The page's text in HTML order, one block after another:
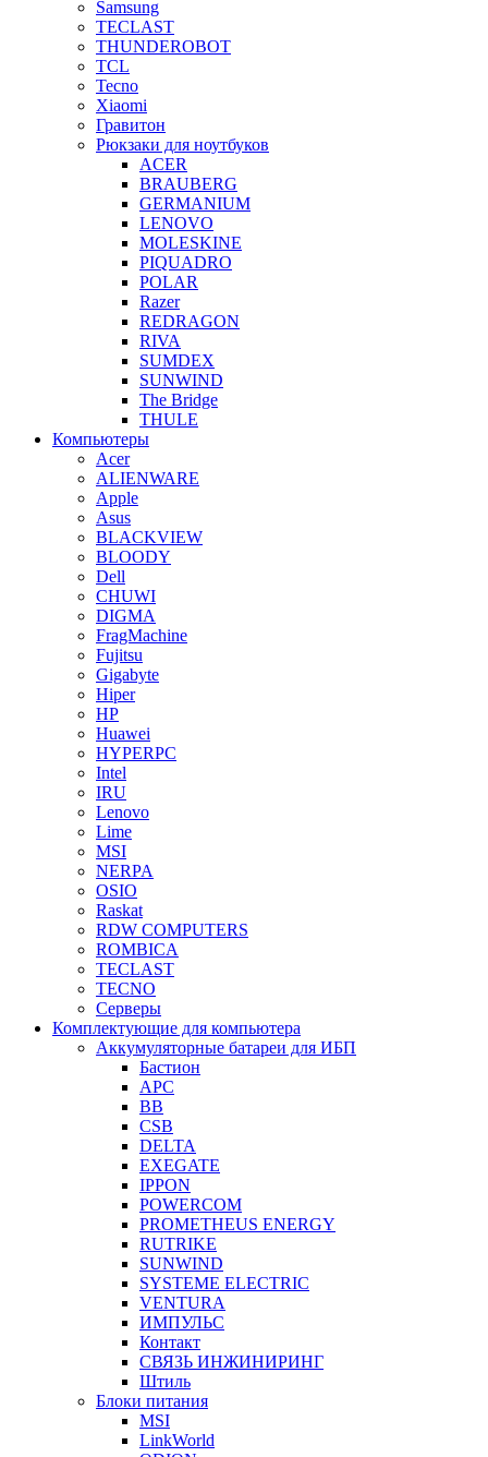
Samsung
TECLAST
THUNDEROBOT
TCL
Tecno
Xiaomi
Гравитон
Рюкзаки для ноутбуков
ACER
BRAUBERG
GERMANIUM
LENOVO
MOLESKINE
PIQUADRO
POLAR
Razer
REDRAGON
RIVA
SUMDEX
SUNWIND
The Bridge
THULE
Компьютеры
Acer
ALIENWARE
Apple
Asus
BLACKVIEW
BLOODY
Dell
CHUWI
DIGMA
FragMachine
Fujitsu
Gigabyte
Hiper
HP
Huawei
HYPERPC
Intel
IRU
Lenovo
Lime
MSI
NERPA
OSIO
Raskat
RDW COMPUTERS
ROMBICA
TECLAST
TECNO
Серверы
Комплектующие для компьютера
Аккумуляторные батареи для ИБП
Бастион
APC
BB
CSB
DELTA
EXEGATE
IPPON
POWERCOM
PROMETHEUS ENERGY
RUTRIKE
SUNWIND
SYSTEME ELECTRIC
VENTURA
ИМПУЛЬС
Контакт
СВЯЗЬ ИНЖИНИРИНГ
Штиль
Блоки питания
MSI
LinkWorld